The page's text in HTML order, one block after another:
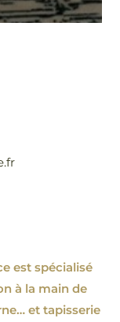
est spécialisé
à la main de
et tapisserie